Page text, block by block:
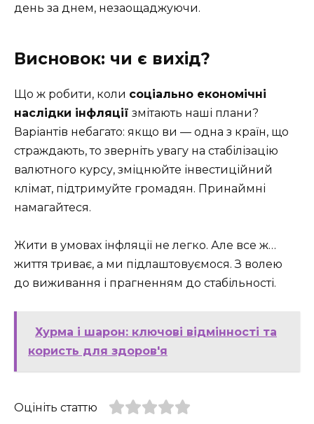
день за днем, незаощаджуючи.
Висновок: чи є вихід?
Що ж робити, коли соціально економічні
наслідки інфляції змітають наші плани?
Варіантів небагато: якщо ви — одна з країн, що
страждають, то зверніть увагу на стабілізацію
валютного курсу, зміцнюйте інвестиційний
клімат, підтримуйте громадян. Принаймні
намагайтеся.
Жити в умовах інфляції не легко. Але все ж…
життя триває, а ми підлаштовуємося. З волею
до виживання і прагненням до стабільності.
Хурма і шарон: ключові відмінності та
користь для здоров'я
Оцініть статтю